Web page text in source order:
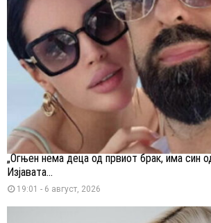
„Огњен нема деца од првиот брак, има син
Изјавата...
19:01 - 6 август, 2026